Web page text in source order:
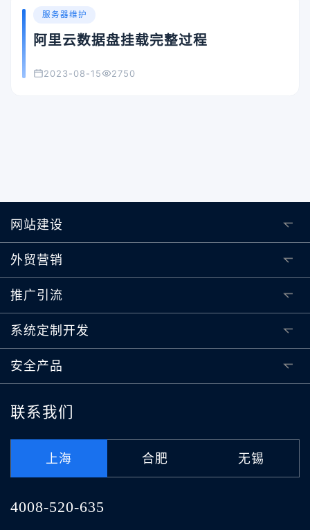
服务器维护
阿里云数据盘挂载完整过程
2023-08-15 2750
网站建设
外贸营销
推广引流
系统定制开发
安全产品
联系我们
上海 合肥 无锡
4008-520-635